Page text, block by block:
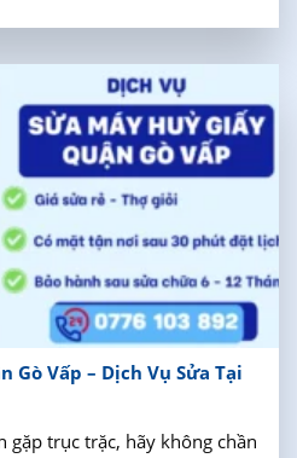
Gò Vấp – Dịch Vụ Sửa Tại
gặp trục trặc, hãy không chần